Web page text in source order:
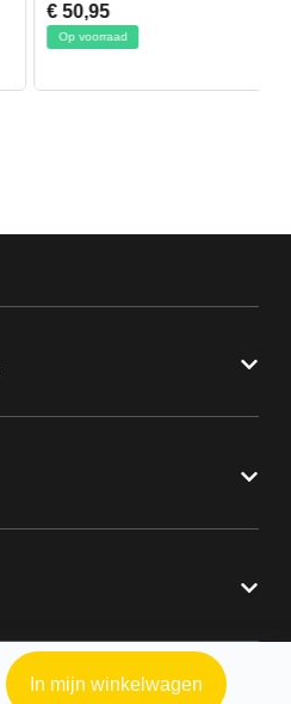
€ 50,95
Op voorraad
In mijn winkelwagen